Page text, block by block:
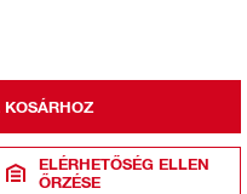
ELÉRHETŐSÉG ELLEN
ŐRZÉSE